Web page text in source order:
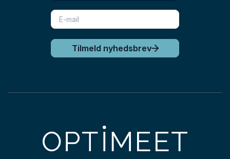
Tilmeld nyhedsbrev